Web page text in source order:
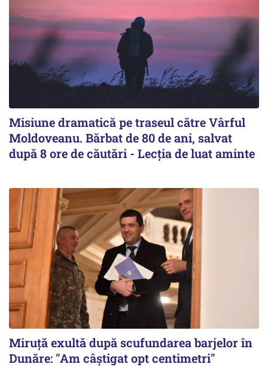
Misiune dramatică pe traseul către Vârful
Moldoveanu. Bărbat de 80 de ani, salvat
după 8 ore de căutări - Lecția de luat aminte
Miruță exultă după scufundarea barjelor în
Dunăre: "Am câștigat opt centimetri"